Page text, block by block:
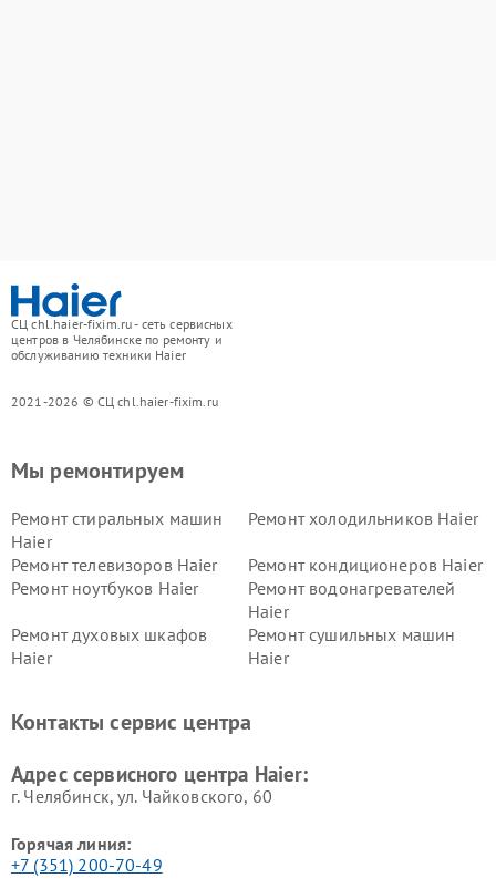
СЦ chl.haier-fixim.ru - сеть сервисных
центров в Челябинске по ремонту и
обслуживанию техники Haier
2021-2026 © СЦ chl.haier-fixim.ru
Мы ремонтируем
Ремонт стиральных машин
Haier
Ремонт холодильников Haier
Ремонт телевизоров Haier
Ремонт кондиционеров Haier
Ремонт ноутбуков Haier
Ремонт водонагревателей
Haier
Ремонт духовых шкафов
Haier
Ремонт сушильных машин
Haier
Ремонт роботов-пылесосов
Ремонт посудомоечных
Контакты сервис центра
Адрес сервисного центра Haier:
г. Челябинск, ул. Чайковского, 60
Горячая линия:
+7 (351) 200-70-49